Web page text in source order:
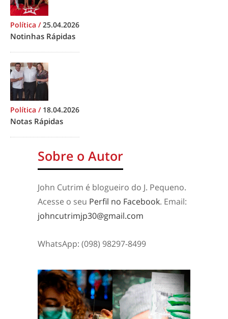
Política /25.04.2026
Notinhas Rápidas
Política / 18.04.2026
Notas Rápidas
Sobre o Autor
John Cutrim é blogueiro do J. Pequeno.
Acesse o seu Perfil no Facebook. Email:
johncutrimjp30@gmail.com
WhatsApp: (098) 98297-8499